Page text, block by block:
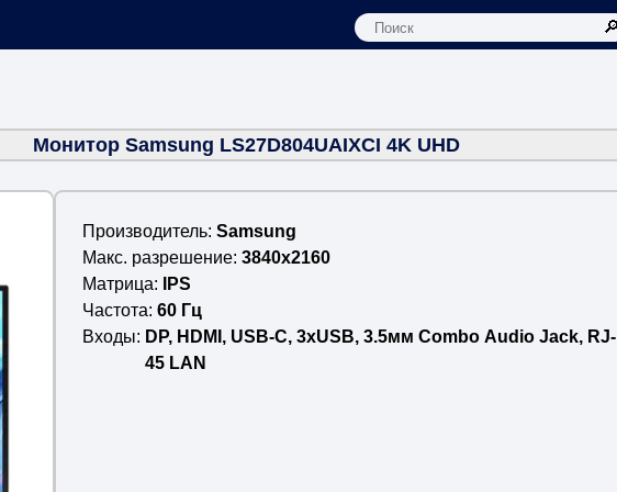
Монитор Samsung LS27D804UAIXCI 4K UHD
Производитель Samsung
Макс. разрешение 3840x2160
Матрица
IPS
Частота 60 Гц
Входы
DP, HDMI, USB-C, 3xUSB, 3.5мм Combo Audio Jack, RJ-
45 LAN